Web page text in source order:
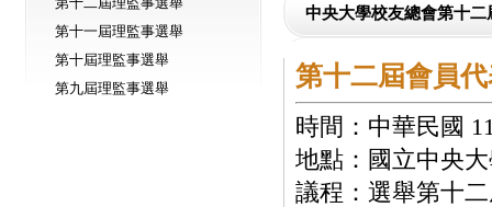
中央大學校友總會第十
第十二屆會員
時間：中華民國
地點：國立中央
議程：選舉第十
第十一屆理監事選舉
第十屆理監事選舉
第九屆理監事選舉